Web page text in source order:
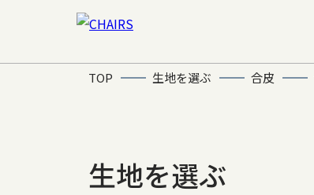
TOP 生地を選ぶ 合皮
生地を選ぶ